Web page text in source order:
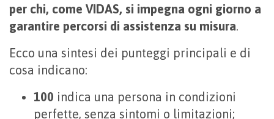
per chi, come VIDAS, si impegna ogni giorno a
garantire percorsi di assistenza su misura.
Ecco una sintesi dei punteggi principali e di
cosa indicano:
100 indica una persona in condizioni
perfette, senza sintomi o limitazioni;